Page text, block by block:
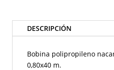
DESCRIPCIÓN
Bobina polipropileno
0,80x40 m.